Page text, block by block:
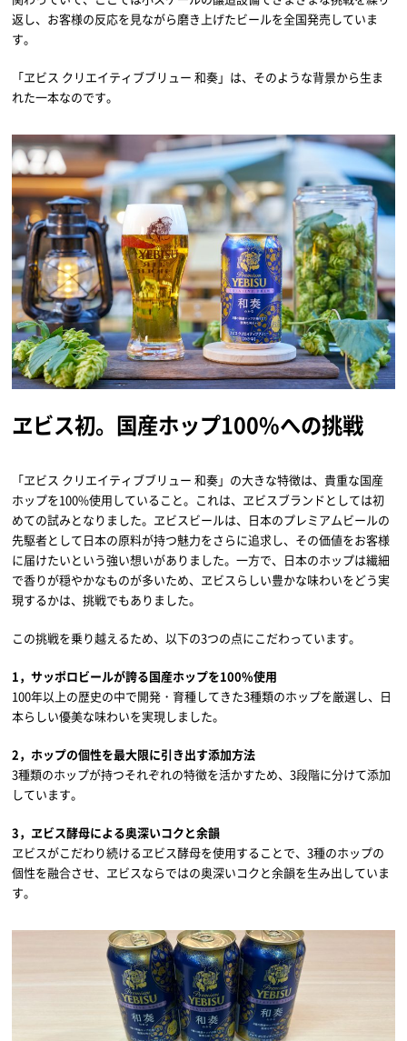
返し、お客様の反応を見ながら磨き上げたビールを全国発売していま
す。
「ヱビス クリエイティブブリュー 和奏」は、そのような背景から生ま
れた一本なのです。
ヱビス初。国産ホップ100%への挑戦
「ヱビス クリエイティブブリュー 和奏」の大きな特徴は、貴重な国産
ホップを100%使用していること。これは、ヱビスブランドとしては初
めての試みとなりました。ヱビスビールは、日本のプレミアムビールの
先駆者として日本の原料が持つ魅力をさらに追求し、その価値をお客様
に届けたいという強い想いがありました。一方で、日本のホップは繊細
で香りが穏やかなものが多いため、ヱビスらしい豊かな味わいをどう実
現するかは、挑戦でもありました。
この挑戦を乗り越えるため、以下の3つの点にこだわっています。
1，サッポロビールが誇る国産ホップを100%使用
100年以上の歴史の中で開発・育種してきた3種類のホップを厳選し、日
本らしい優美な味わいを実現しました。
2，ホップの個性を最大限に引き出す添加方法
3種類のホップが持つそれぞれの特徴を活かすため、3段階に分けて添加
しています。
3，ヱビス酵母による奥深いコクと余韻
ヱビスがこだわり続けるヱビス酵母を使用することで、3種のホップの
個性を融合させ、ヱビスならではの奥深いコクと余韻を生み出していま
す。